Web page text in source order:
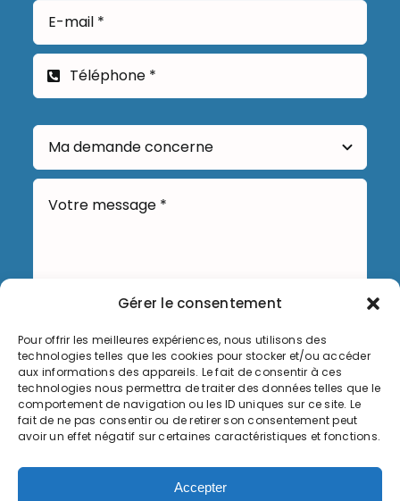
Gérer le consentement
Pour offrir les meilleures expériences, nous utilisons des
technologies telles que les cookies pour stocker et/ou accéder
aux informations des appareils. Le fait de consentir à ces
technologies nous permettra de traiter des données telles que le
comportement de navigation ou les ID uniques sur ce site. Le
fait de ne pas consentir ou de retirer son consentement peut
avoir un effet négatif sur certaines caractéristiques et fonctions.
Accepter
Envoyer
Informations légales
Politique de cookies (UE)